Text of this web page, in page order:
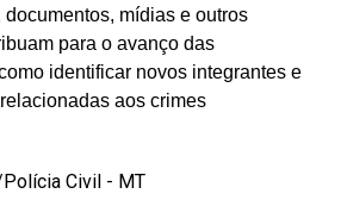
mídias e outros
para o avanço das
identificar novos integrantes e
aos crimes